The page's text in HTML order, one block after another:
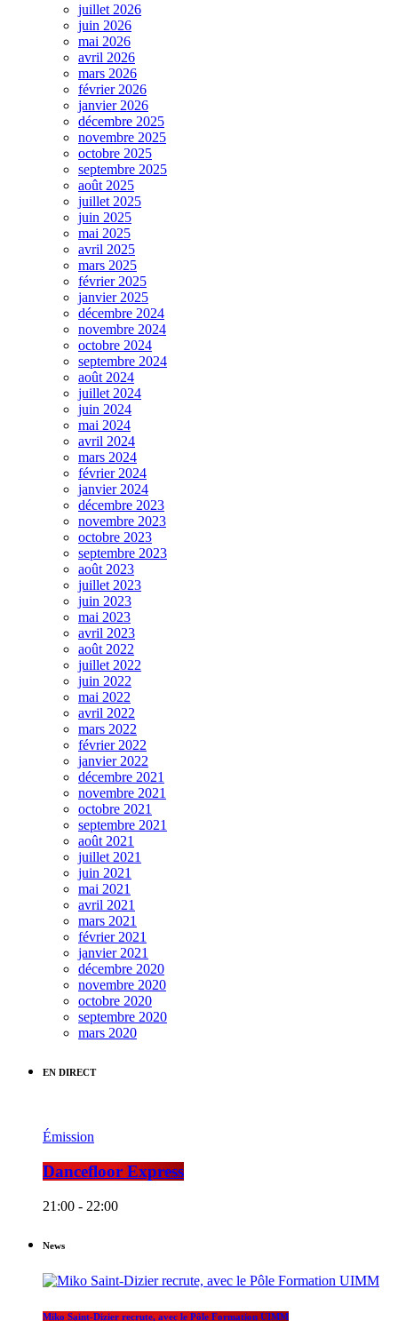
juillet 2026
juin 2026
mai 2026
avril 2026
mars 2026
février 2026
janvier 2026
décembre 2025
novembre 2025
octobre 2025
septembre 2025
août 2025
juillet 2025
juin 2025
mai 2025
avril 2025
mars 2025
février 2025
janvier 2025
décembre 2024
novembre 2024
octobre 2024
septembre 2024
août 2024
juillet 2024
juin 2024
mai 2024
avril 2024
mars 2024
février 2024
janvier 2024
décembre 2023
novembre 2023
octobre 2023
septembre 2023
août 2023
juillet 2023
juin 2023
mai 2023
avril 2023
août 2022
juillet 2022
juin 2022
mai 2022
avril 2022
mars 2022
février 2022
janvier 2022
décembre 2021
novembre 2021
octobre 2021
septembre 2021
août 2021
juillet 2021
juin 2021
mai 2021
avril 2021
mars 2021
février 2021
janvier 2021
décembre 2020
novembre 2020
octobre 2020
septembre 2020
mars 2020
EN DIRECT
Émission
Dancefloor Express
21:00 - 22:00
News
Miko Saint-Dizier recrute, avec le Pôle Formation UIMM